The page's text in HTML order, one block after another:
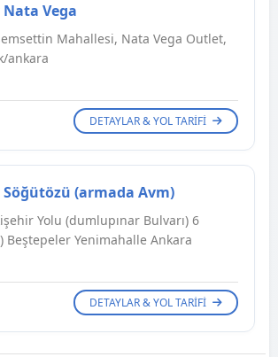
Vega
Mahallesi, Nata Vega Outlet,
ankara
DETAYLAR & YOL TARIFI
Söğütözü (armada Avm)
Yolu (dumlupınar Bulvarı) 6
Beştepeler Yenimahalle Ankara
DETAYLAR & YOL TARIFI